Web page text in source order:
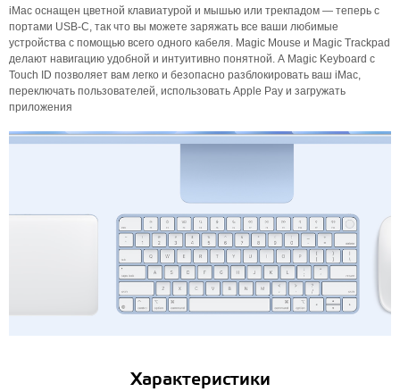
iMac оснащен цветной клавиатурой и мышью или трекпадом — теперь с
портами USB-C, так что вы можете заряжать все ваши любимые
устройства с помощью всего одного кабеля. Magic Mouse и Magic Trackpad
делают навигацию удобной и интуитивно понятной. А Magic Keyboard с
Touch ID позволяет вам легко и безопасно разблокировать ваш iMac,
переключать пользователей, использовать Apple Pay и загружать
приложения
Характеристики